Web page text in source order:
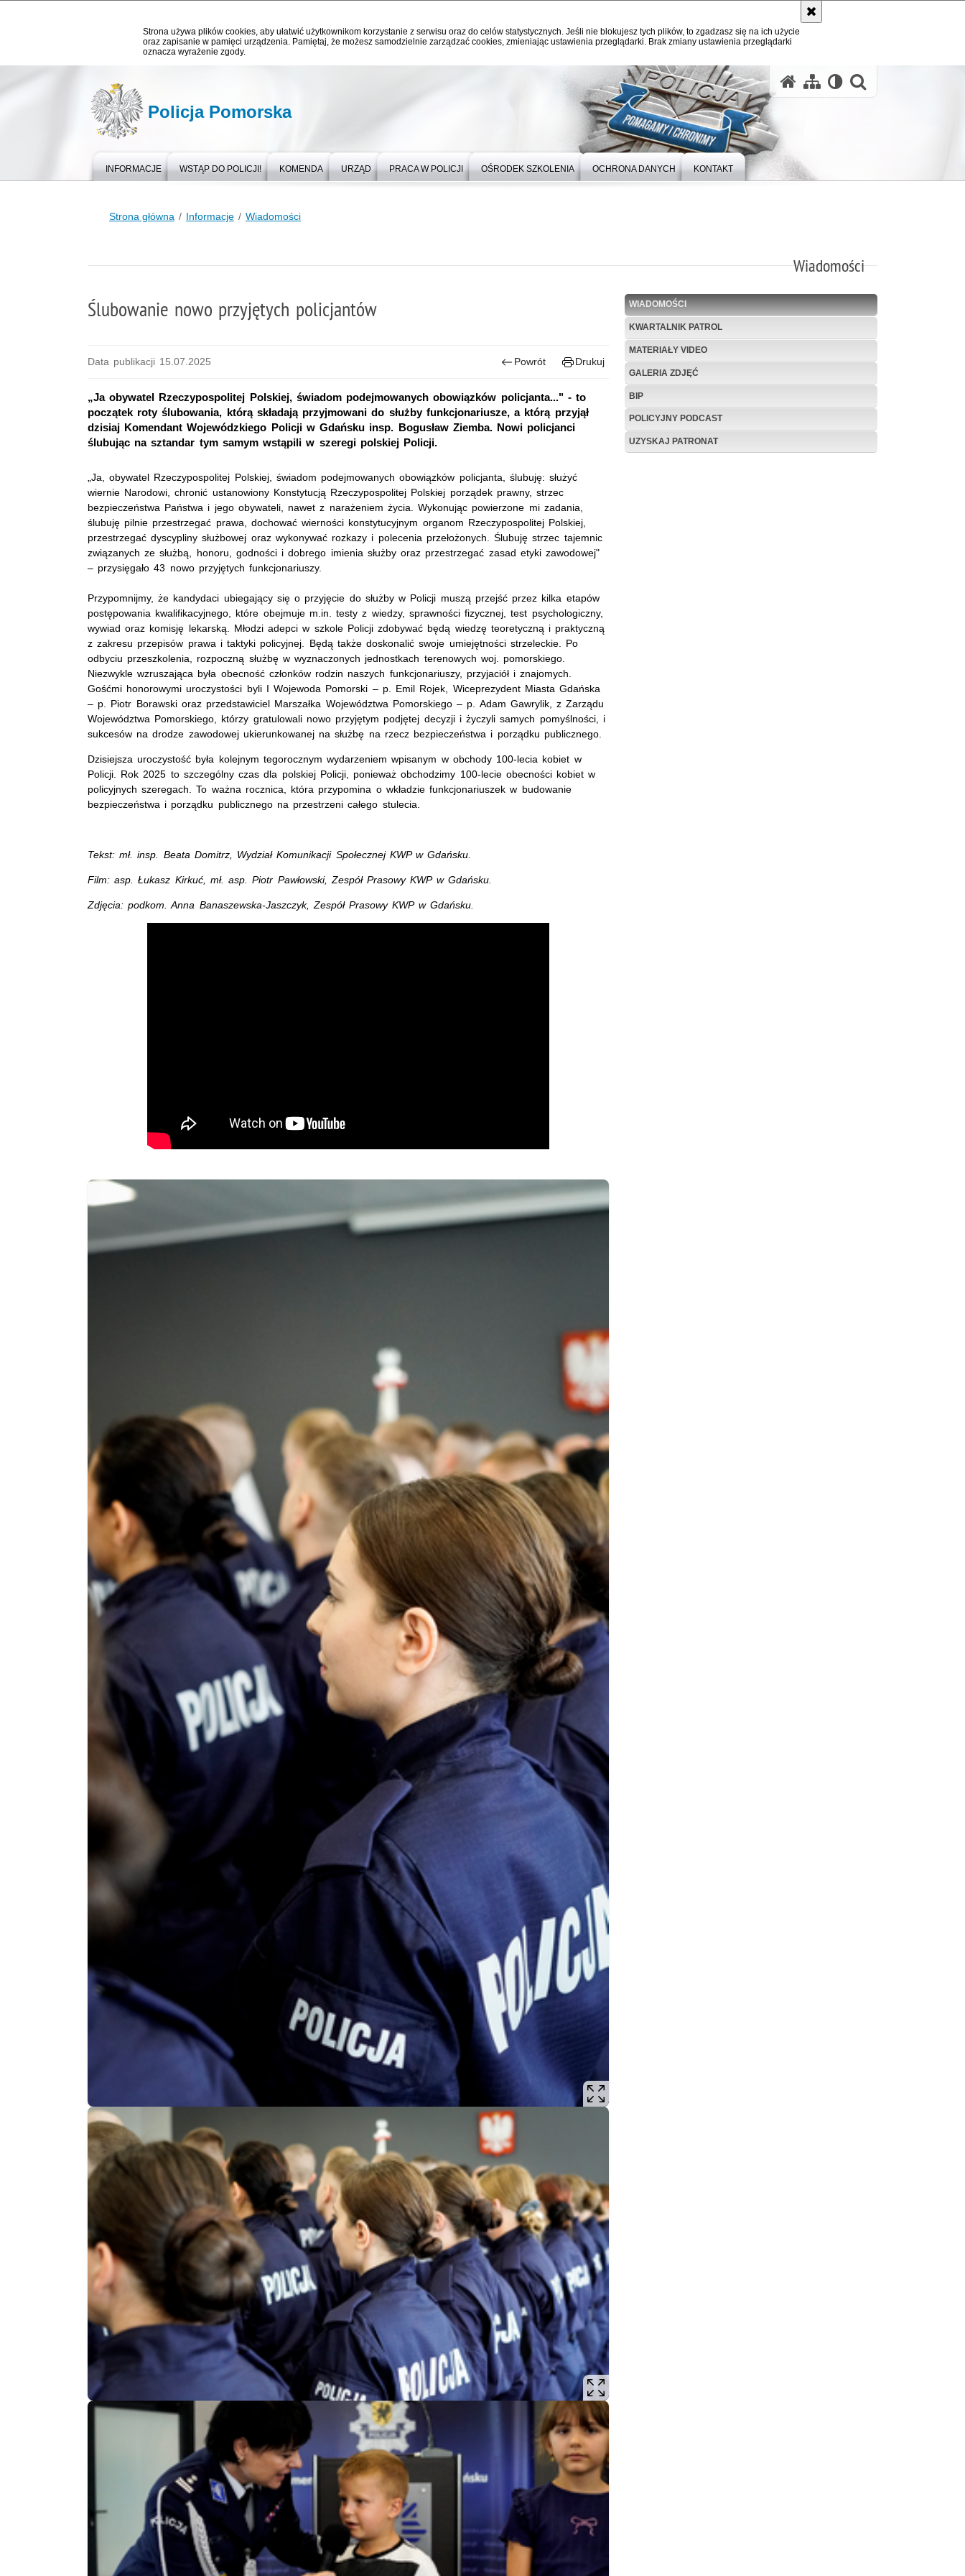
Strona używa plików cookies, aby ułatwić użytkownikom korzystanie z serwisu oraz do celów statystycznych. Jeśli nie blokujesz tych plików, to zgadzasz się na ich użycie
oraz zapisanie w pamięci urządzenia. Pamiętaj, że możesz samodzielnie zarządzać cookies, zmieniając ustawienia przeglądarki. Brak zmiany ustawienia przeglądarki
oznacza wyrażenie zgody.
Policja Pomorska
INFORMACJE WSTĄP DO POLICJI! KOMENDA URZĄD PRACA W POLICJI OŚRODEK SZKOLENIA OCHRONA DANYCH KONTAKT
Strona główna Informacje Wiadomości
Wiadomości
WIADOMOŚCI
KWARTALNIK PATROL
MATERIAŁY VIDEO
GALERIA ZDJĘĆ
BIP
POLICYJNY PODCAST
UZYSKAJ PATRONAT
Ślubowanie nowo przyjętych policjantów
Data publikacji 15.07.2025 Powrót Drukuj
„Ja obywatel Rzeczypospolitej Polskiej, świadom podejmowanych obowiązków policjanta..." - to
początek roty ślubowania, którą składają przyjmowani do służby funkcjonariusze, a którą przyjął
dzisiaj Komendant Wojewódzkiego Policji w Gdańsku insp. Bogusław Ziemba. Nowi policjanci
ślubując na sztandar tym samym wstąpili w szeregi polskiej Policji.
„Ja, obywatel Rzeczypospolitej Polskiej, świadom podejmowanych obowiązków policjanta, ślubuję: służyć
wiernie Narodowi, chronić ustanowiony Konstytucją Rzeczypospolitej Polskiej porządek prawny, strzec
bezpieczeństwa Państwa i jego obywateli, nawet z narażeniem życia. Wykonując powierzone mi zadania,
ślubuję pilnie przestrzegać prawa, dochować wierności konstytucyjnym organom Rzeczypospolitej Polskiej,
przestrzegać dyscypliny służbowej oraz wykonywać rozkazy i polecenia przełożonych. Ślubuję strzec tajemnic
związanych ze służbą, honoru, godności i dobrego imienia służby oraz przestrzegać zasad etyki zawodowej"
– przysięgało 43 nowo przyjętych funkcjonariuszy.
Przypomnijmy, że kandydaci ubiegający się o przyjęcie do służby w Policji muszą przejść przez kilka etapów
postępowania kwalifikacyjnego, które obejmuje m.in. testy z wiedzy, sprawności fizycznej, test psychologiczny,
wywiad oraz komisję lekarską. Młodzi adepci w szkole Policji zdobywać będą wiedzę teoretyczną i praktyczną
z zakresu przepisów prawa i taktyki policyjnej. Będą także doskonalić swoje umiejętności strzeleckie. Po
odbyciu przeszkolenia, rozpoczną służbę w wyznaczonych jednostkach terenowych woj. pomorskiego.
Niezwykle wzruszająca była obecność członków rodzin naszych funkcjonariuszy, przyjaciół i znajomych.
Gośćmi honorowymi uroczystości byli I Wojewoda Pomorski – p. Emil Rojek, Wiceprezydent Miasta Gdańska
– p. Piotr Borawski oraz przedstawiciel Marszałka Województwa Pomorskiego – p. Adam Gawrylik, z Zarządu
Województwa Pomorskiego, którzy gratulowali nowo przyjętym podjętej decyzji i życzyli samych pomyślności, i
sukcesów na drodze zawodowej ukierunkowanej na służbę na rzecz bezpieczeństwa i porządku publicznego.
Dzisiejsza uroczystość była kolejnym tegorocznym wydarzeniem wpisanym w obchody 100-lecia kobiet w
Policji. Rok 2025 to szczególny czas dla polskiej Policji, ponieważ obchodzimy 100-lecie obecności kobiet w
policyjnych szeregach. To ważna rocznica, która przypomina o wkładzie funkcjonariuszek w budowanie
bezpieczeństwa i porządku publicznego na przestrzeni całego stulecia.
Tekst: mł. insp. Beata Domitrz, Wydział Komunikacji Społecznej KWP w Gdańsku.
Film: asp. Łukasz Kirkuć, mł. asp. Piotr Pawłowski, Zespół Prasowy KWP w Gdańsku.
Zdjęcia: podkom. Anna Banaszewska-Jaszczyk, Zespół Prasowy KWP w Gdańsku.